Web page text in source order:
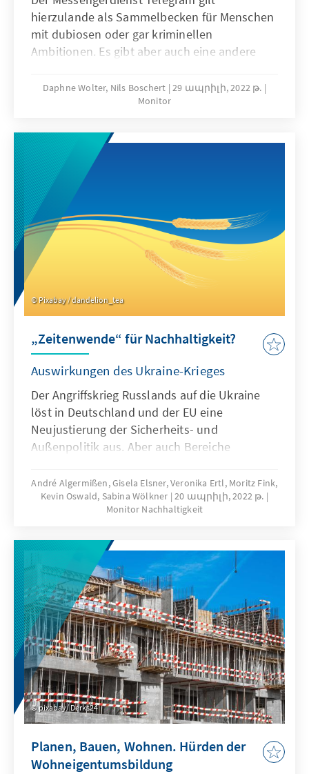
hierzulande als Sammelbecken für Menschen
mit dubiosen oder gar kriminellen
Ambitionen. Es gibt aber auch eine andere
Telegram in Zeiten des Krieges zur
wichtigsten Informationsquelle geworden.
Ansprachen des ukrainischen Präsidenten
Wolodymyr Selenskyj. Der vorliegende
Monitor erklärt Telegram und analysiert den
schwierigen Spagat zwischen
Meinungsfreiheit und Desinformation.
Daphne Wolter, Nils Boschert 29 ապրիլի, 2022 թ.
Monitor
Pixabay / dandelion_tea
„Zeitenwende“ für Nachhaltigkeit?
Auswirkungen des Ukraine-Krieges
Der Angriffskrieg Russlands auf die Ukraine
löst in Deutschland und der EU eine
Neujustierung der Sicherheits- und
Außenpolitik aus. Aber auch Bereiche
Bewegung, wie Klimaschutz,
Energieversorgung, Umwelt, Landwirtschaft,
Ernährung, Globale Gesundheit oder
skizziert die Auswirkungen des Angriffskrieges
auf diese Themen und zieht ein vorläufiges
Fazit.
André Algermißen, Gisela Elsner, Veronika Ertl, Moritz Fink,
Kevin Oswald, Sabina Wölkner 20 ապրիլի, 2022 թ.
Monitor Nachhaltigkeit
pixabay/ Derks24
Planen, Bauen, Wohnen. Hürden der
Wohneigentumsbildung